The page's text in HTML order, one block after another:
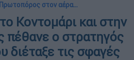
στον αέρα...
Κοντομάρι και στην
πέθανε ο στρατηγός
διέταξε τις σφαγές